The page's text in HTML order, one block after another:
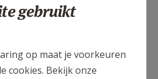
gebruikt
op maat je voorkeuren
cookies. Bekijk onze